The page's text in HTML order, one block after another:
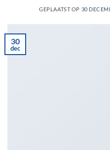
GEPLAATST OP 30
30
dec